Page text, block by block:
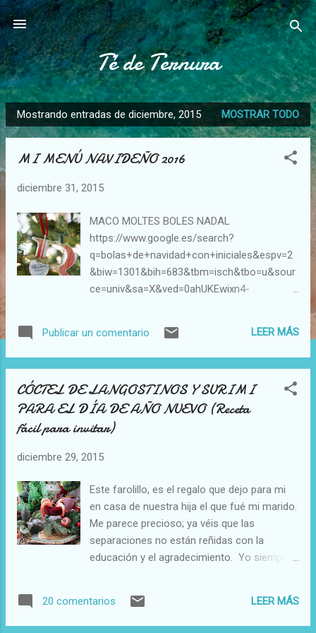
Ir al contenido principal
Té de Ternura
E
n
Mostrando entradas de diciembre, 2015 MOSTRAR TODO
MI MENÚ NAVIDEÑO 2016
diciembre 31, 2015
MACO MOLTES BOLES NADAL
https://www.google.es/search?
q=bolas+de+navidad+con+iniciales&espv=2
&biw=1301&bih=683&tbm=isch&tbo=u&sour
ce=univ&sa=X&ved=0ahUKEwixn4-
bm=isch&tbs=rimg%3ACT4gNQoOpLKHIjgZn
eKs81K2hTDUWoG2e0FTc_12r_1kFmyPyRio
W3p-f3uT-
md4qzzUraFEcxfWTV3rwHfKhIJMNRagbZ7Q
VMRfIX2qKjzDtEqEglz_1av-
QWbI_1BEJkHLPO8m_1KyoSCZGKhben5_1
wttckqEgm0UZoRMuXIERH6DIfZ8mJGGCoS
0de%20navidad%20con%20iniciales
https://www.google.es/search?
q=bolas+de+navidad+con+iniciales&espv=2
&biw=1301&bih=683&tbm=isch&tbo=u&sour
ce=univ&sa=X&ved=0ahUKEwixn4-
mgrc=ckj4Tf3PnZDrWM%3A
https://www.pinterest.com/pin/34832535239
9081146/ Fuente Fotos letras: aquí , aquí ,
Publicar un comentario LEER MÁS
CÓCTEL DE LANGOSTINOS Y SURIMI
PARA EL DÍA DE AÑO NUEVO (Receta
fácil para invitar)
diciembre 29, 2015
Este farolillo, es el regalo que dejo para mi
en casa de nuestra hija el que fué mi marido.
Me parece precioso; ya véis que las
separaciones no están reñidas con la
educación y el agradecimiento. Yo siempre
salga nunca ¡¡¡GRACIAS GERARDO!!! Para la
comida de año Nuevo, no voy a
20 comentarios LEER MÁS